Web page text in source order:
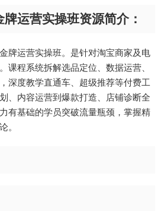
牌运营实操班资源简介：
牌运营实操班。是针对淘宝商家及电
课程系统拆解选品定位、数据运营、
深度教学直通车、超级推荐等付费工
、内容运营到爆款打造、店铺诊断全
有基础的学员突破流量瓶颈，掌握精
。